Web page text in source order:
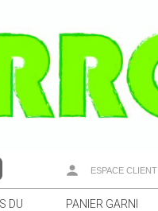
ESPACE CLIENT
DU
PANIER GARNI